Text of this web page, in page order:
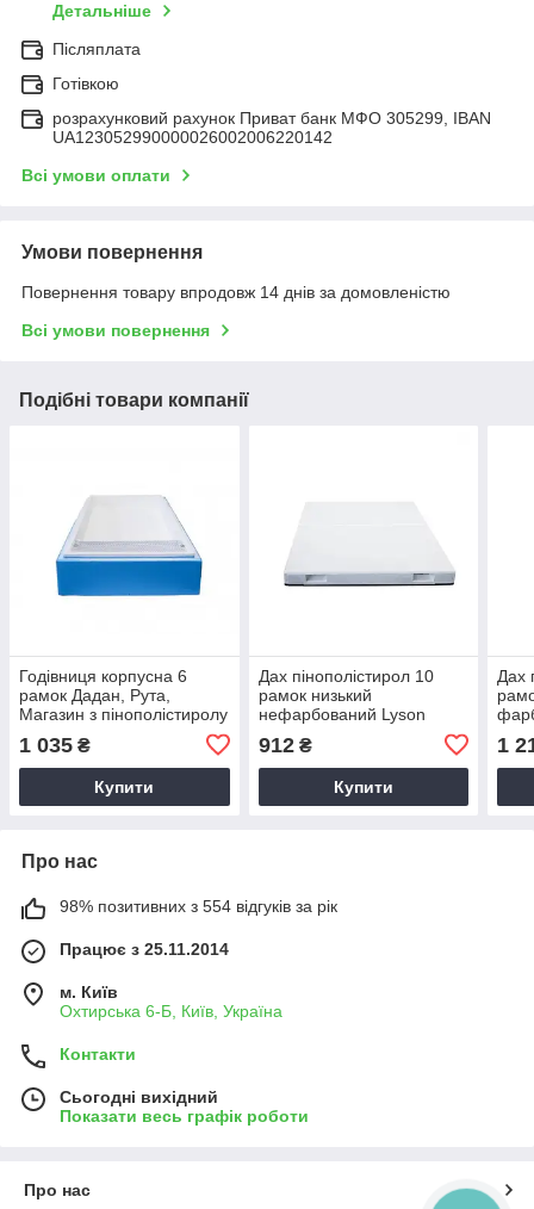
Детальніше
Післяплата
Готівкою
розрахунковий рахунок Приват банк МФО 305299, IBAN
UA123052990000026002006220142
Всі умови оплати
Умови повернення
Повернення товару впродовж 14 днів за домовленістю
Всі умови повернення
Подібні товари компанії
Годівниця корпусна 6
рамок Дадан, Рута,
Магазин з пінополістиролу
Lyson W1125A фарбована
3.5 л
1 035 ₴
Купити
Дах пінополістирол 10
рамок низький
нефарбований Lyson
912₴
Купити
Дах
1
Про нас
98% позитивних з 554 відгуків за рік
Працює з 25.11.2014
м. Київ
Охтирська 6-Б, Київ, Україна
Контакти
Сьогодні вихідний
Показати весь графік роботи
Про нас